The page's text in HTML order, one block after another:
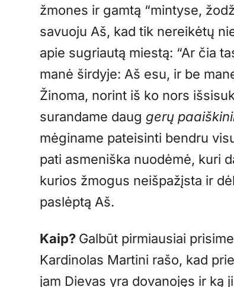
žmones ir gamtą “mintyse,
savuoju Aš, kad tik nereikėtų
apie sugriautą miestą: “Ar čia
manė širdyje: Aš esu, ir be
Žinoma, norint iš ko nors
surandame daug gerų
mėginame pateisinti bendru
pati asmeniška nuodėmė, kuri
kurios žmogus neišpažįsta ir
paslėptą Aš.
Kaip? Galbūt pirmiausiai
Kardinolas Martini rašo, kad
jam Dievas yra dovanojęs ir ką